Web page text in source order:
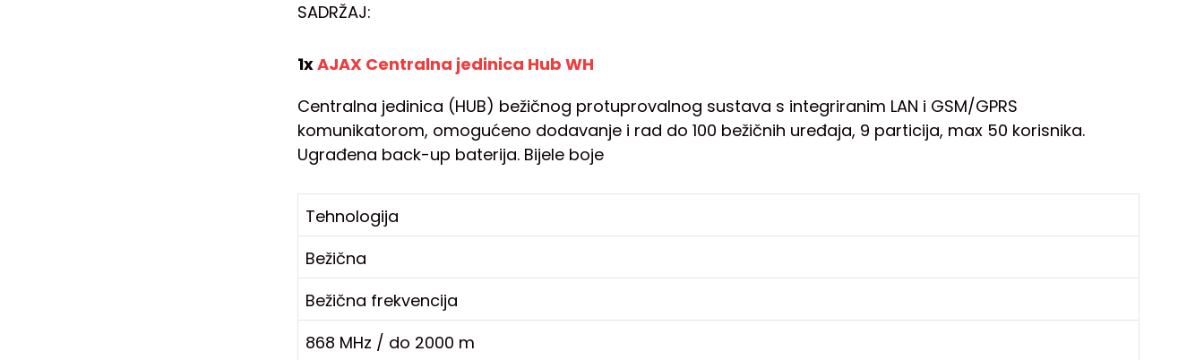
SADRŽAJ:
1xAJAX Centralna jedinica Hub WH
Centralna jedinica (HUB) bežičnog protuprovalnog sustava s integriranim LAN i GSM/GPRS
komunikatorom, omogućeno dodavanje i rad do 100 bežičnih uređaja, 9 particija, max 50 korisnika.
Ugrađena back-up baterija. Bijele boje
Tehnologija
Bežična
Bežična frekvencija
868 MHz / do 2000 m